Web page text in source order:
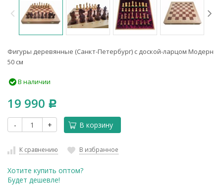
Фигуры деревянные (Санкт-Петербург) с доской-ларцом Модерн
50 см
В наличии
19 990 Р
- + В корзину
К сравнению В избранное
Хотите купить оптом?
Будет дешевле!